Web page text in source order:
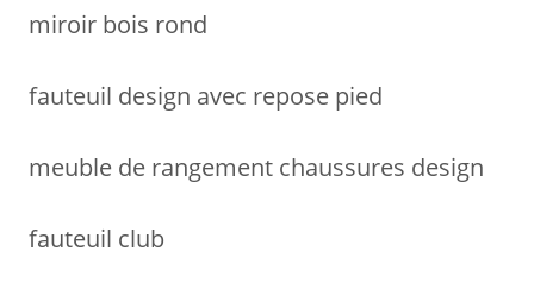
miroir bois rond
fauteuil design avec repose pied
meuble de rangement chaussures design
fauteuil club